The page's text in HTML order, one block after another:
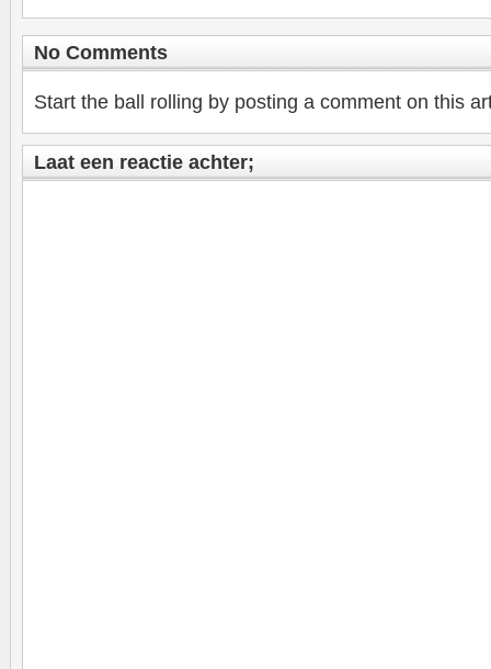
No Comments
Start the ball rolling by posting a comment on this
Laat een reactie achter;